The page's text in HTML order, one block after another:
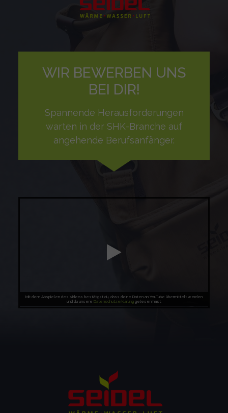
WIR BEWERBEN UNS
BEI DIR!
Spannende Herausforderungen
warten in der SHK-Branche auf
angehende Berufsanfänger.
Mit dem Abspielen des Videos bestätigst du, dass deine Daten an YouTube übermittelt werden
und du unsere Datenschutzerklärunggelesen hast.